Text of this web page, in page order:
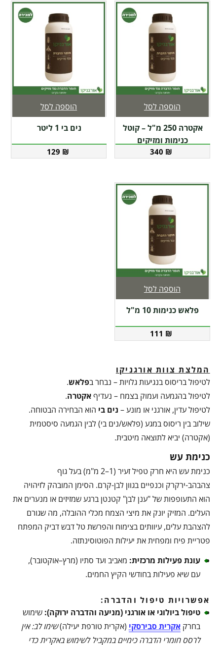
אקטרה 250 מ"ל – קוטל
כנימות ומזיקים
340 ₪
הוספה לסל
נים בי 1 ליטר
129 ₪
הוספה לסל
פלאש כנימות 10 מ"ל
111 ₪
הוספה לסל
המלצת צוות אורגניקו
לטיפול בריסוס בנגיעות גלויות – נבחר בפלאש.
לטיפול בהגמעה ועמוק בצמח – נעדיףאקטרה.
לטיפול עדין, אורגני או מונע – נים בי הוא הבחירה הבטוחה.
שילוב בין ריסוס במגע (פלאש/נים בי) לבין הגמעה סיסטמית
(אקטרה) יביא לתוצאה מיטבית.
כנימת עש
כנימת עש היא חרק טפיל זעיר (1–2 מ"מ) בעל גוף
צהבהב-ירקרק וכנפיים בגוון לבן-קרם. הסימן המובהק לזיהויה
הוא התעופפות של "ענן לבן" קטנטן ברגע שמזיזים או מנערים את
העלים. המזיק יונק את מיצי הצמח מכלי ההובלה, מה שגורם
להצהבת עלים, עיוותים בצימוח והפרשת טל דבש דביק המפתח
פטריית פיח ומפחית את יעילות הפוטוסינתזה.
עונת פעילות מרכזית: מאביב ועד סתיו (מרץ–אוקטובר),
עם שיא פעילות בחודשי הקיץ החמים.
אפשרויות טיפול והדברה:
טיפול ביולוגי או אורגני (מניעה והדברה ירוקה): שימוש
בחרקאקרית סבירסקי (אקרית טורפת יעילה)שימו לב: אין
לרסס חומרי הדברה כימיים במקביל לשימוש באקרית כדי